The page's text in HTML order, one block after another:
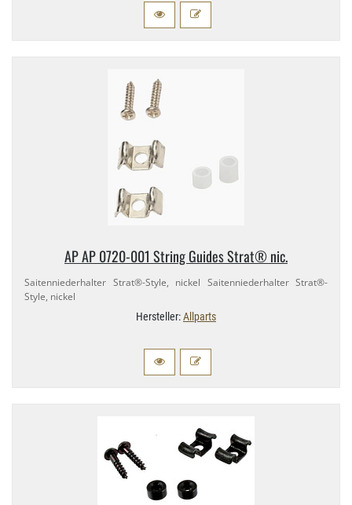
AP AP 0720-​001 String Guides Strat® nic.
Saitenniederhalter Strat®-​Style, nickel Saitenniederhalter Strat®-​
Style, nickel
Hersteller:Allparts